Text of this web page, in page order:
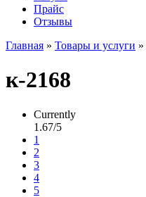
Прайс
Отзывы
Главная » Товары и услуги »
к-2168
Currently
1.67/5
1
2
3
4
5